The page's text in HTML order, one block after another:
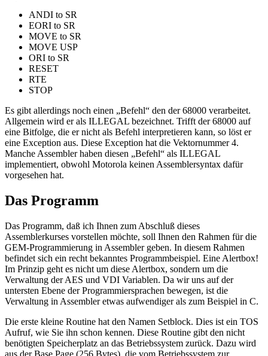
ANDI to SR
EORI to SR
MOVE to SR
MOVE USP
ORI to SR
RESET
RTE
STOP
Es gibt allerdings noch einen „Befehl“ den der 68000 verarbeitet.
Allgemein wird er als ILLEGAL bezeichnet. Trifft der 68000 auf
eine Bitfolge, die er nicht als Befehl interpretieren kann, so löst er
eine Exception aus. Diese Exception hat die Vektornummer 4.
Manche Assembler haben diesen „Befehl“ als ILLEGAL
implementiert, obwohl Motorola keinen Assemblersyntax dafür
vorgesehen hat.
Das Programm
Das Programm, daß ich Ihnen zum Abschluß dieses
Assemblerkurses vorstellen möchte, soll Ihnen den Rahmen für die
GEM-Programmierung in Assembler geben. In diesem Rahmen
befindet sich ein recht bekanntes Programmbeispiel. Eine Alertbox!
Im Prinzip geht es nicht um diese Alertbox, sondern um die
Verwaltung der AES und VDI Variablen. Da wir uns auf der
untersten Ebene der Programmiersprachen bewegen, ist die
Verwaltung in Assembler etwas aufwendiger als zum Beispiel in C.
Die erste kleine Routine hat den Namen Setblock. Dies ist ein TOS
Aufruf, wie Sie ihn schon kennen. Diese Routine gibt den nicht
benötigten Speicherplatz an das Betriebssystem zurück. Dazu wird
aus der Base Page (256 Bytes), die vom Betriebssystem zur